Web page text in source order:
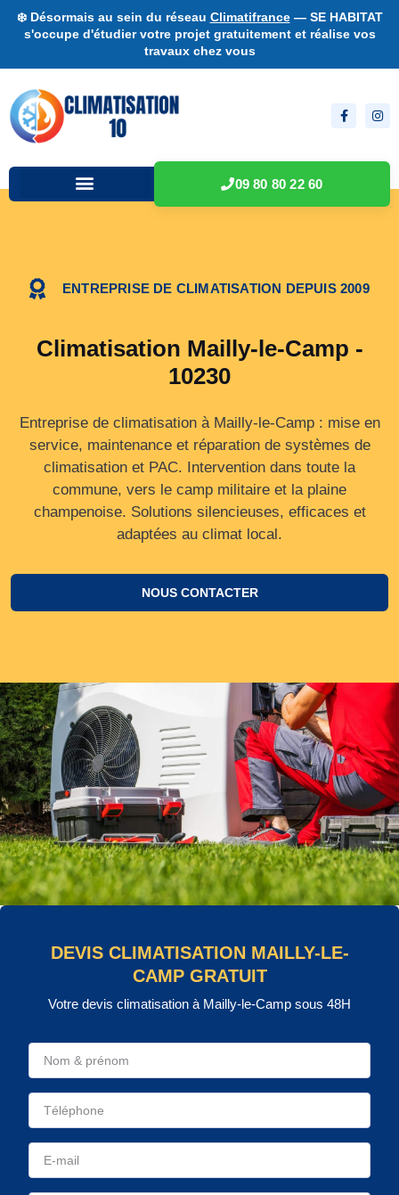
❄️ Désormais au sein du réseau Climatifrance— SE HABITAT
s'occupe d'étudier votre projet gratuitement et réalise vos
travaux chez vous
09 80 80 22 60
ENTREPRISE DE CLIMATISATION DEPUIS 2009
Climatisation Mailly-le-Camp -
10230
Entreprise de climatisation à Mailly-le-Camp : mise en
service, maintenance et réparation de systèmes de
climatisation et PAC. Intervention dans toute la
commune, vers le camp militaire et la plaine
champenoise. Solutions silencieuses, efficaces et
adaptées au climat local.
NOUS CONTACTER
DEVIS CLIMATISATION MAILLY-LE-
CAMP GRATUIT
Votre devis climatisation à Mailly-le-Camp sous 48H